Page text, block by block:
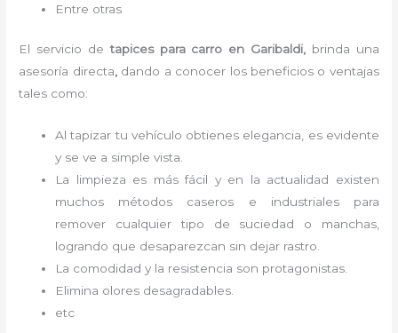
Entre otras
El servicio detapices para carro en Garibaldi, brinda una
asesoría directa, dando a conocer los beneficios o ventajas
tales como:
Al tapizar tu vehículo obtienes elegancia, es evidente
y se ve a simple vista.
La limpieza es más fácil y en la actualidad existen
muchos métodos caseros e industriales para
remover cualquier tipo de suciedad o manchas,
logrando que desaparezcan sin dejar rastro.
La comodidad y la resistencia son protagonistas.
Elimina olores desagradables.
etc